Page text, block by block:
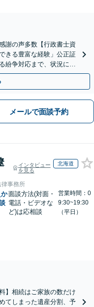
謝の声多数【行政書士資
きる豊富な経験」公正証
紛争対応まで、状況に応
】
メールで面談予約
インタビュー
を見る
北海道
律事務所
か面談方法(対面・
電話・ビデオな
ど)は応相談
営業時間：0
9:30~19:30
（平日）
】相続はご家族の数だけ
てしまった遺産分割、予